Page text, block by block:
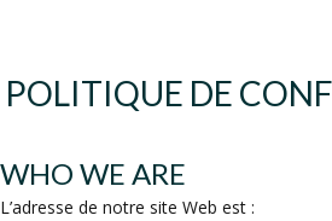
POLITIQUE DE
WHO WE ARE
L’adresse de notre site Web est :